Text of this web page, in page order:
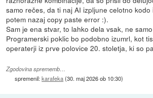
samo rečes, da ti naj AI izpljune celotno
potem nazaj copy paste error :).
Sam je ena stvar, to lahko dela vsak, ne
Programerski poklic bo podobno izumrl, kot
operaterji iz prve polovice 20. stoletja, ki so
Zgodovina sprememb…
spremenil:karafeka(30. maj 2026 ob 10:30)